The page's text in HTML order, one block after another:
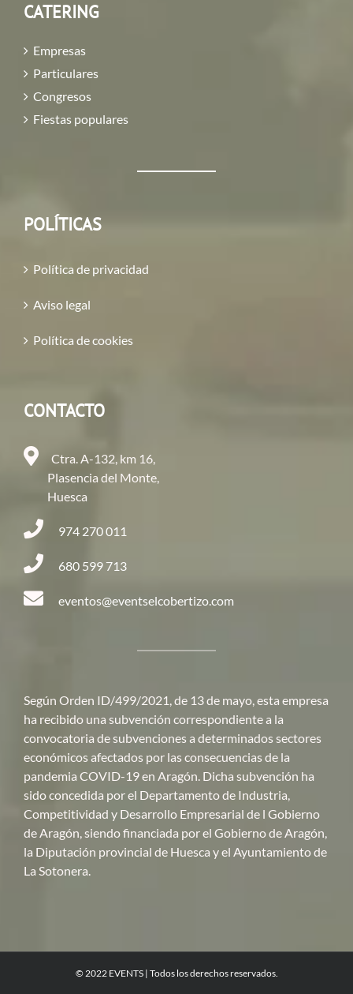
CATERING
Empresas
Particulares
Congresos
Fiestas populares
POLÍTICAS
Política de privacidad
Aviso legal
Política de cookies
CONTACTO
Ctra. A-132, km 16,
Plasencia del Monte,
Huesca
974 270 011
680 599 713
eventos@eventselcobertizo.com
Según Orden ID/499/2021, de 13 de mayo, esta empresa
ha recibido una subvención correspondiente a la
convocatoria de subvenciones a determinados sectores
económicos afectados por las consecuencias de la
pandemia COVID-19 en Aragón. Dicha subvención ha
sido concedida por el Departamento de Industria,
Competitividad y Desarrollo Empresarial de l Gobierno
de Aragón, siendo financiada por el Gobierno de Aragón,
la Diputación provincial de Huesca y el Ayuntamiento de
La Sotonera.
© 2022 EVENTS | Todos los derechos reservados.